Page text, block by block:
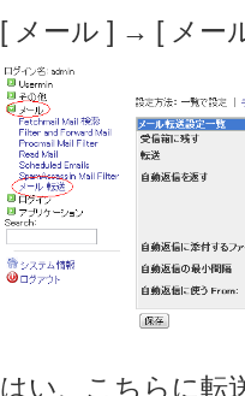
[ メール ] → [ メー
はい、こちらに転